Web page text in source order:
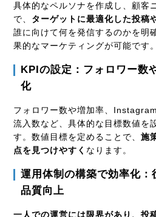
具体的なペルソナを作成し、顧客
で、 ターゲットに最適化した投稿
誰に向けて何を発信するのかを明
果的なマーケティングが可能です。
KPIの設定：フォロワー数
化
フォロワー数や増加率、
流入数など、具体的な目標数値を
す。数値目標を定めることで、施
点を見つけやすく なります。
運用体制の構築で効率化：
品質向上
一人での運営には限界があり、投